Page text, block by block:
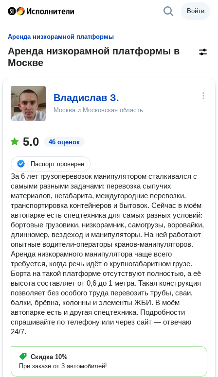
Войти
Аренда низкорамной платформы
Аренда низкорамной платформы в
Москве
Владислав З.
Москва и Московская область
5.0 46 оценок
Паспорт проверен
За 6 лет грузоперевозок манипулятором сталкивался с
самыми разными задачами: перевозка сыпучих
материалов, негабарита, междугородние перевозки,
транспортировка контейнеров и бытовок. Сейчас в моём
автопарке есть спецтехника для самых разных условий:
бортовые грузовики, низкорамник, самогрузы, воровайки,
длинномер, вездеход и манипуляторы. На ней работают
опытные водители-операторы кранов-манипуляторов.
Аренда низкорамного манипулятора чаще всего
требуется, когда речь идёт о крупногабаритном грузе.
Борта на такой платформе отсутствуют полностью, а её
высота составляет от 0,6 до 1 метра. Такая конструкция
позволяет без особого труда перевозить трубы, сваи,
балки, брёвна, колонны и элементы ЖБИ. В моём
автопарке есть и другая спецтехника. Подробности
спрашивайте по телефону или через сайт — отвечаю
24/7.
Скидка 10%
При заказе от 3 автомобилей!